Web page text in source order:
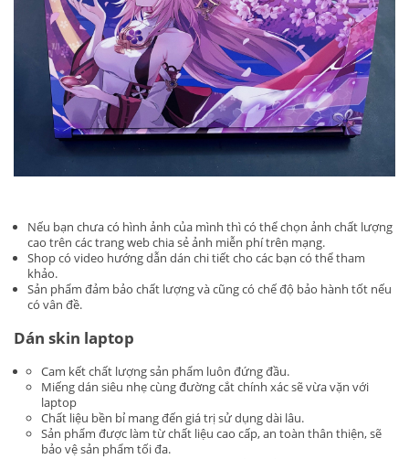
Nếu bạn chưa có hình ảnh của mình thì có thể chọn ảnh chất lượng
cao trên các trang web chia sẻ ảnh miễn phí trên mạng.
Shop có video hướng dẫn dán chi tiết cho các bạn có thể tham
khảo.
Sản phẩm đảm bảo chất lượng và cũng có chế độ bảo hành tốt nếu
có vân đề.
Dán skin laptop
Cam kết chất lượng sản phẩm luôn đứng đầu.
Miếng dán siêu nhẹ cùng đường cắt chính xác sẽ vừa vặn với
laptop
Chất liệu bền bỉ mang đến giá trị sử dụng dài lâu.
Sản phẩm được làm từ chất liệu cao cấp, an toàn thân thiện, sẽ
bảo vệ sản phẩm tối đa.